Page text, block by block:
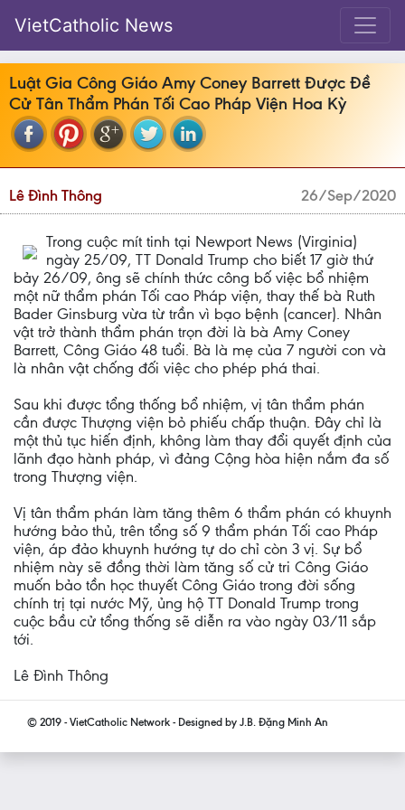
VietCatholic News
Luật Gia Công Giáo Amy Coney Barrett Được Đề
Cử Tân Thẩm Phán Tối Cao Pháp Viện Hoa Kỳ
Lê Đình Thông 26/Sep/2020
Trong cuộc mít tinh tại Newport News (Virginia)
ngày 25/09, TT Donald Trump cho biết 17 giờ thứ
bảy 26/09, ông sẽ chính thức công bố việc bổ nhiệm
một nữ thẩm phán Tối cao Pháp viện, thay thế bà Ruth
Bader Ginsburg vừa từ trần vì bạo bệnh (cancer). Nhân
vật trở thành thẩm phán trọn đời là bà Amy Coney
Barrett, Công Giáo 48 tuổi. Bà là mẹ của 7 người con và
là nhân vật chống đối việc cho phép phá thai.
Sau khi được tổng thống bổ nhiệm, vị tân thẩm phán
cần được Thượng viện bỏ phiếu chấp thuận. Đây chỉ là
một thủ tục hiến định, không làm thay đổi quyết định của
lãnh đạo hành pháp, vì đảng Cộng hòa hiện nắm đa số
trong Thượng viện.
Vị tân thẩm phán làm tăng thêm 6 thẩm phán có khuynh
hướng bảo thủ, trên tổng số 9 thẩm phán Tối cao Pháp
viện, áp đảo khuynh hướng tự do chỉ còn 3 vị. Sự bổ
nhiệm này sẽ đồng thời làm tăng số cử tri Công Giáo
muốn bảo tồn học thuyết Công Giáo trong đời sống
chính trị tại nước Mỹ, ủng hộ TT Donald Trump trong
cuộc bầu cử tổng thống sẽ diễn ra vào ngày 03/11 sắp
tới.
Lê Đình Thông
© 2019 - VietCatholic Network - Designed by J.B. Đặng Minh An